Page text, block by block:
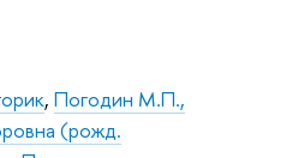
, Погодин М.П.,
(рожд.